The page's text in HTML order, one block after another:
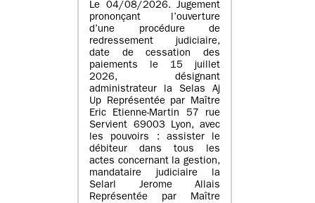
Le 04/08/2026. Jugement
prononçant l’ouverture
d’une procédure de
redressement judiciaire,
date de cessation des
paiements le 15 juillet
2026, désignant
administrateur la Selas Aj
Up Représentée par Maître
Eric Etienne-Martin 57 rue
Servient 69003 Lyon, avec
les pouvoirs : assister le
débiteur dans tous les
actes concernant la gestion,
mandataire judiciaire la
Selarl Jerome Allais
Représentée par Maître